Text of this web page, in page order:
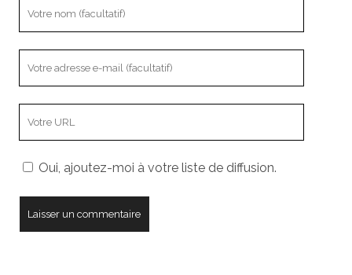
mail
votreOui, ajoutez-moi à votre liste de diffusion.